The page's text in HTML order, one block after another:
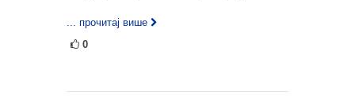
... прочитај више
0